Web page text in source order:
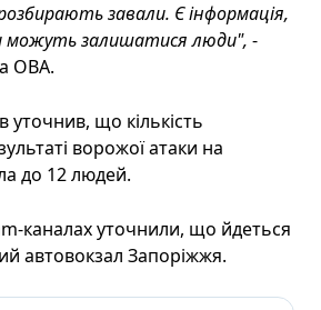
завали. Є інформація,
можуть залишатися люди", -
ОВА.
що кількість
ворожої атаки на
до 12 людей.
каналах уточнили, що йдеться
автовокзал Запоріжжя.